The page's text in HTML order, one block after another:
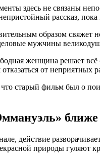
здесь не связаны
рассказ,
образом свяжет
мужчины
женщина решает всё
от неприятных
старый фильм был о
действие
природы гуляют